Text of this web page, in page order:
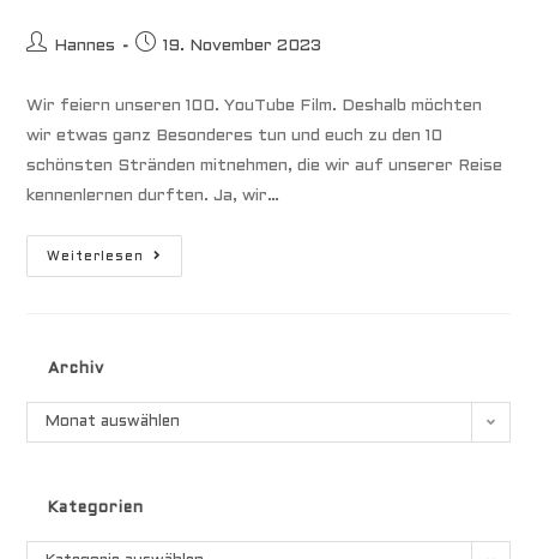
Beitrags-
Hannes
Beitrag
19. November 2023
Wir feiern unseren 100. YouTube Film. Deshalb möchten
wir etwas ganz Besonderes tun und euch zu den 10
schönsten Stränden mitnehmen, die wir auf unserer Reise
kennenlernen durften. Ja, wir…
Weiterlesen
Die
Archiv
Archiv
Monat auswählen
Kategorien
Kategorien